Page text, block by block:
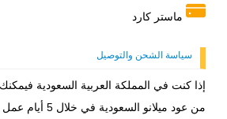
ماستر كارد
سياسة الشحن والتوصيل
إذا كنت في المملكة العربية السعودية
من عود ميلانو السعودية في خلال 5 أيام عمل كحد أقصي.